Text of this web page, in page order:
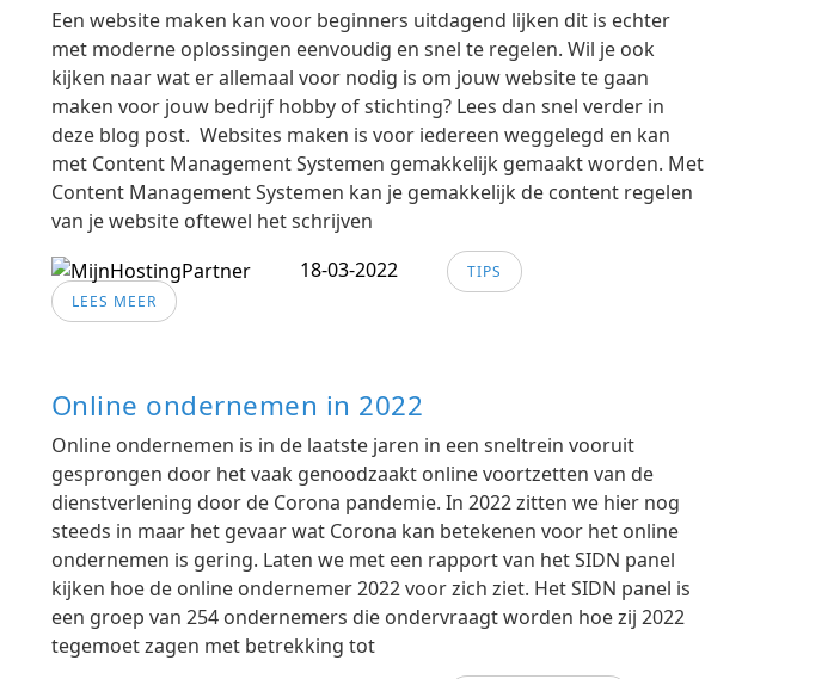
Een website maken kan voor beginners uitdagend lijken dit is echter
met moderne oplossingen eenvoudig en snel te regelen. Wil je ook
kijken naar wat er allemaal voor nodig is om jouw website te gaan
maken voor jouw bedrijf hobby of stichting? Lees dan snel verder in
deze blog post. Websites maken is voor iedereen weggelegd en kan
met Content Management Systemen gemakkelijk gemaakt worden. Met
Content Management Systemen kan je gemakkelijk de content regelen
van je website oftewel het schrijven
18-03-2022
TIPS
LEES MEER
Online ondernemen in 2022
Online ondernemen is in de laatste jaren in een sneltrein vooruit
gesprongen door het vaak genoodzaakt online voortzetten van de
dienstverlening door de Corona pandemie. In 2022 zitten we hier nog
steeds in maar het gevaar wat Corona kan betekenen voor het online
ondernemen is gering. Laten we met een rapport van het SIDN panel
kijken hoe de online ondernemer 2022 voor zich ziet. Het SIDN panel is
een groep van 254 ondernemers die ondervraagt worden hoe zij 2022
tegemoet zagen met betrekking tot